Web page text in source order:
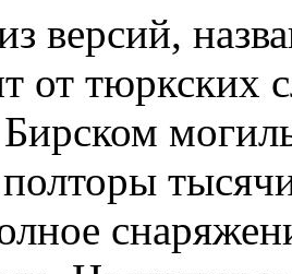
версий,
от тюркских